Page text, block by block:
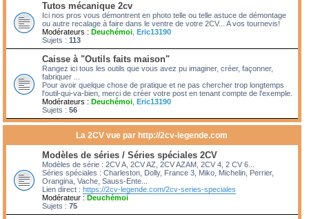
Tutos mécanique 2cv
Ici nos pros vous démontrent en photo telle ou telle astuce de démontage
ou autre recalage à faire dans le ventre de votre 2CV... A vos tournevis!
Modérateurs : Deuchémoi Eric13190
Sujets : 113
Caisse à "Outils faits maison"
Rangez ici tous les outils que vous avez pu imaginer, créer, façonner,
fabriquer ...
Pour avoir quelque chose de pratique et ne pas chercher trop longtemps
l'outil-qui-va-bien, merci de créer votre post en tenant compte de l'exemple.
Modérateurs : Deuchémoi Eric13190
Sujets : 56
La 2CV vue par http://2cv-legende.com
Modèles de séries / Séries spéciales 2CV
Modèles de série : 2CV A, 2CV AZ, 2CV AZAM, 2CV 4, 2 CV 6...
Séries spéciales : Charleston, Dolly, France 3, Miko, Michelin, Perrier,
Orangina, Vache, Sauss-Ente...
Lien direct : https://2cv-legende.com/2cv-series-speciales
Modérateur : Deuchémoi
Sujets : 75